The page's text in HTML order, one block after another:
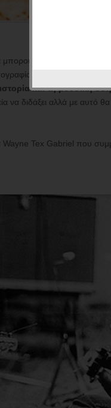
να είναι αληθινή
η εικόνα του Λένον
και τη μουσική
να διδάξει αλλά με αυτό
Tex Gabriel που